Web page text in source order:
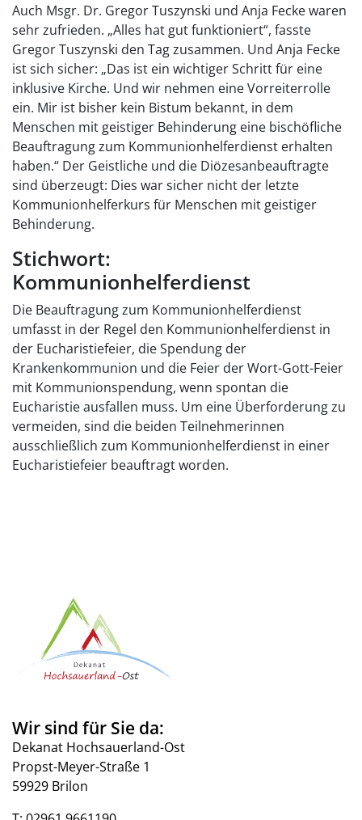
Auch Msgr. Dr. Gregor Tuszynski und Anja Fecke waren
sehr zufrieden. „Alles hat gut funktioniert“, fasste
Gregor Tuszynski den Tag zusammen. Und Anja Fecke
ist sich sicher: „Das ist ein wichtiger Schritt für eine
inklusive Kirche. Und wir nehmen eine Vorreiterrolle
ein. Mir ist bisher kein Bistum bekannt, in dem
Menschen mit geistiger Behinderung eine bischöfliche
Beauftragung zum Kommunionhelferdienst erhalten
haben.“ Der Geistliche und die Diözesanbeauftragte
sind überzeugt: Dies war sicher nicht der letzte
Kommunionhelferkurs für Menschen mit geistiger
Behinderung.
Stichwort:
Kommunionhelferdienst
Die Beauftragung zum Kommunionhelferdienst
umfasst in der Regel den Kommunionhelferdienst in
der Eucharistiefeier, die Spendung der
Krankenkommunion und die Feier der Wort-Gott-Feier
mit Kommunionspendung, wenn spontan die
Eucharistie ausfallen muss. Um eine Überforderung zu
vermeiden, sind die beiden Teilnehmerinnen
ausschließlich zum Kommunionhelferdienst in einer
Eucharistiefeier beauftragt worden.
Wir sind für Sie da:
Dekanat Hochsauerland-Ost
Propst-Meyer-Straße 1
59929 Brilon